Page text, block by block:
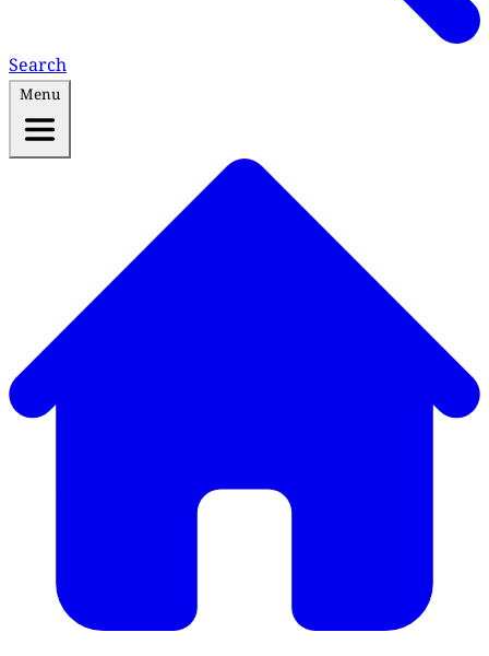
Search
Menu